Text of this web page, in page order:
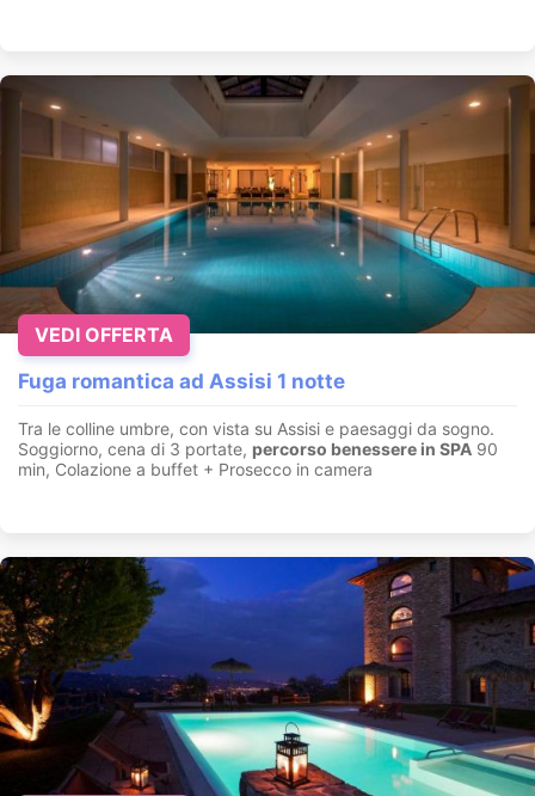
Fuga romantica ad Assisi 1 notte
Tra le colline umbre, con vista su Assisi e paesaggi da sogno.
Soggiorno, cena di 3 portate, percorso benessere in SPA 90
min, Colazione a buffet + Prosecco in camera
VEDI OFFERTA